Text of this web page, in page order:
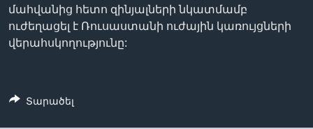
մահվանից հետո զինյալների նկատմամբ
ուժեղացել է Ռուսաստանի ուժային կառույցների
վերահսկողությունը:
Տարածել